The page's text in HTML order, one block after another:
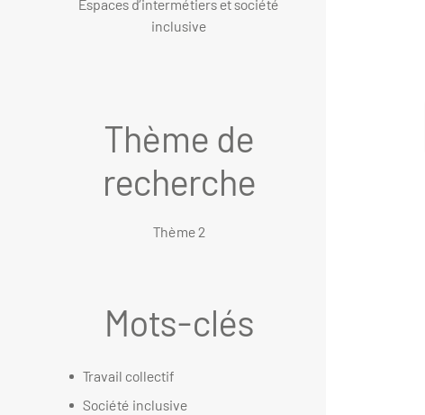
Espaces d’intermétiers et société
inclusive
Thème de
recherche
Thème 2
Mots-clés
Travail collectif
Société inclusive